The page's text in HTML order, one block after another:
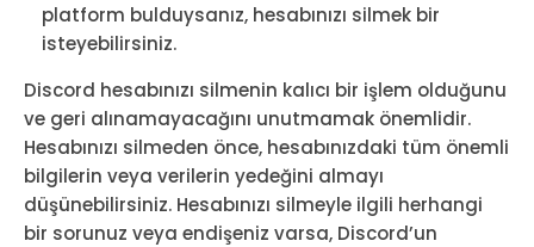
platform bulduysanız, hesabınızı silmek bir
isteyebilirsiniz.
Discord hesabınızı silmenin kalıcı bir işlem olduğunu
ve geri alınamayacağını unutmamak önemlidir.
Hesabınızı silmeden önce, hesabınızdaki tüm önemli
bilgilerin veya verilerin yedeğini almayı
düşünebilirsiniz. Hesabınızı silmeyle ilgili herhangi
bir sorunuz veya endişeniz varsa, Discord’un